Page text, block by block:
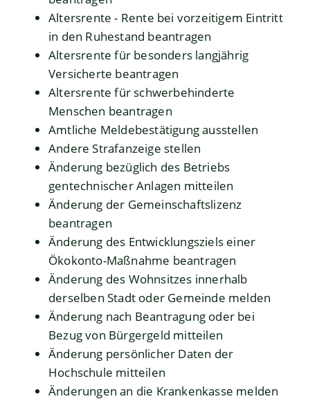
Altersrente - Rente bei vorzeitigem Eintritt
in den Ruhestand beantragen
Altersrente für besonders langjährig
Versicherte beantragen
Altersrente für schwerbehinderte
Menschen beantragen
Amtliche Meldebestätigung ausstellen
Andere Strafanzeige stellen
Änderung bezüglich des Betriebs
gentechnischer Anlagen mitteilen
Änderung der Gemeinschaftslizenz
beantragen
Änderung des Entwicklungsziels einer
Ökokonto-Maßnahme beantragen
Änderung des Wohnsitzes innerhalb
derselben Stadt oder Gemeinde melden
Änderung nach Beantragung oder bei
Bezug von Bürgergeld mitteilen
Änderung persönlicher Daten der
Hochschule mitteilen
Änderungen an die Krankenkasse melden